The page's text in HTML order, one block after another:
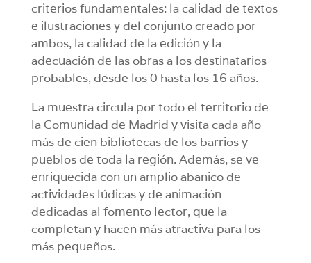
criterios fundamentales: la calidad de textos
e ilustraciones y del conjunto creado por
ambos, la calidad de la edición y la
adecuación de las obras a los destinatarios
probables, desde los 0 hasta los 16 años.
La muestra circula por todo el territorio de
la Comunidad de Madrid y visita cada año
más de cien bibliotecas de los barrios y
pueblos de toda la región. Además, se ve
enriquecida con un amplio abanico de
actividades lúdicas y de animación
dedicadas al fomento lector, que la
completan y hacen más atractiva para los
más pequeños.